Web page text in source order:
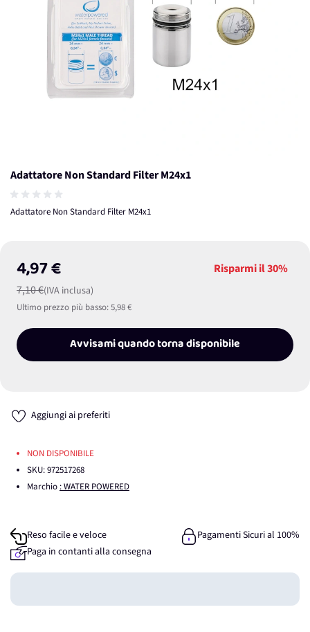
Adattatore Non Standard Filter M24x1
Adattatore Non Standard Filter M24x1
4,97 €
7,10 €(IVA inclusa)
Risparmi il30%
Ultimo prezzo più basso:5,98 €
Avvisami quando torna disponibile
Aggiungi ai preferiti
NON DISPONIBILE
SKU:972517268
Marchio : WATER POWERED
Reso facile e veloce
Pagamenti Sicuri al 100%
Paga in contanti alla consegna
Guadagna